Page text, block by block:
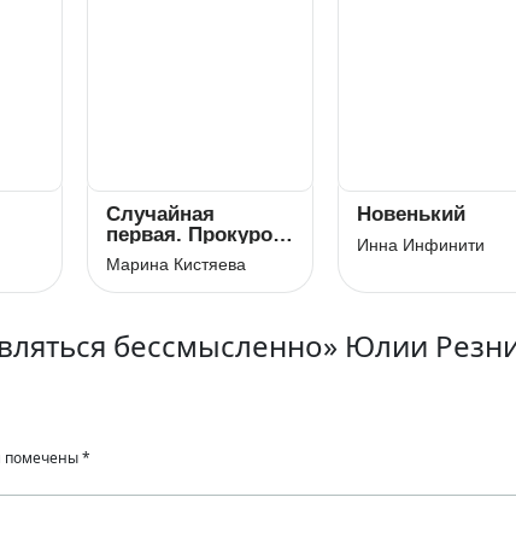
Случайная
первая. Прокурор
и училка
Марина Кистяева
Новенький
Инна Инфинити
бессмысленно» Юлии
помечены*